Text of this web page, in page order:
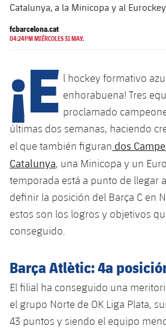
Comisiones y órganos
plusicon
más
Instalaciones
Spotify Camp Nou
Palau Blaugrana
Estadi Johan Cruyff
Ciutat Esportiva
La Masia
plusicon
más
Servicios
plusicon
más
Catalunya, a la Minicopa y al Eurockey.
fcbarcelona.cat
04:24PM MIÉRCOLES 31 MAY.
¡E l hockey formativo
enhorabuena! Tres
proclamado
últimas dos semanas, haciendo
el que también figuran dos
Catalunya, una Minicopa y un
temporada está a punto de llegar
definir la posición del Barça C en
estos son los logros y objetivos
conseguido.
Barça Atlètic: 4a
El filial ha conseguido una
el grupo Norte de OK Liga Plata,
43 puntos y siendo el equipo